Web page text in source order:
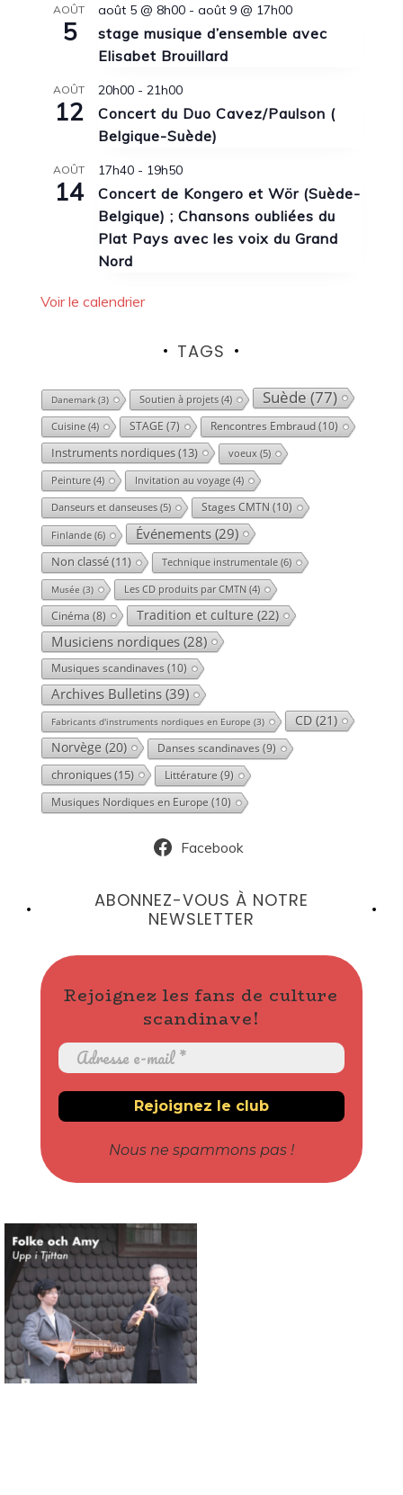
AOÛT
5
août 5 @ 8h00- août 9 @ 17h00
stage musique d’ensemble avec
Elisabet Brouillard
AOÛT
12
20h00- 21h00
Concert du Duo Cavez/Paulson (
Belgique-Suède)
AOÛT
14
17h40- 19h50
Concert de Kongero et Wör (Suède-
Belgique) ; Chansons oubliées du
Plat Pays avec les voix du Grand
Nord
Voir le calendrier
TAGS
Danemark(3) Soutien à projets(4) Suède (77)
Cuisine(4) STAGE (7) Rencontres Embraud(10)
Instruments nordiques(13) voeux(5)
Peinture(4) Invitation au voyage(4)
Danseurs et danseuses(5) Stages CMTN (10)
Finlande(6) Événements(29)
Non classé(11) Technique instrumentale(6)
Musée (3) Les CD produits par CMTN(4)
Cinéma (8) Tradition et culture (22)
Musiciens nordiques(28)
Musiques scandinaves (10)
Archives Bulletins(39)
Fabricants d'instruments nordiques en Europe (3) CD(21)
Norvège (20) Danses scandinaves (9)
chroniques(15) Littérature (9)
Musiques Nordiques en Europe (10)
Facebook
ABONNEZ-VOUS À NOTRE
NEWSLETTER
Rejoignez les fans de culture
scandinave!
Nous ne spammons pas !